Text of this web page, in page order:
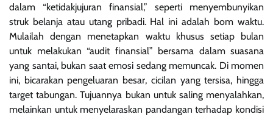
dalam “ketidakjujuran finansial,” seperti menyembunyikan
struk belanja atau utang pribadi. Hal ini adalah bom waktu.
Mulailah dengan menetapkan waktu khusus setiap bulan
untuk melakukan “audit finansial” bersama dalam suasana
yang santai, bukan saat emosi sedang memuncak. Di momen
ini, bicarakan pengeluaran besar, cicilan yang tersisa, hingga
target tabungan. Tujuannya bukan untuk saling menyalahkan,
melainkan untuk menyelaraskan pandangan terhadap kondisi